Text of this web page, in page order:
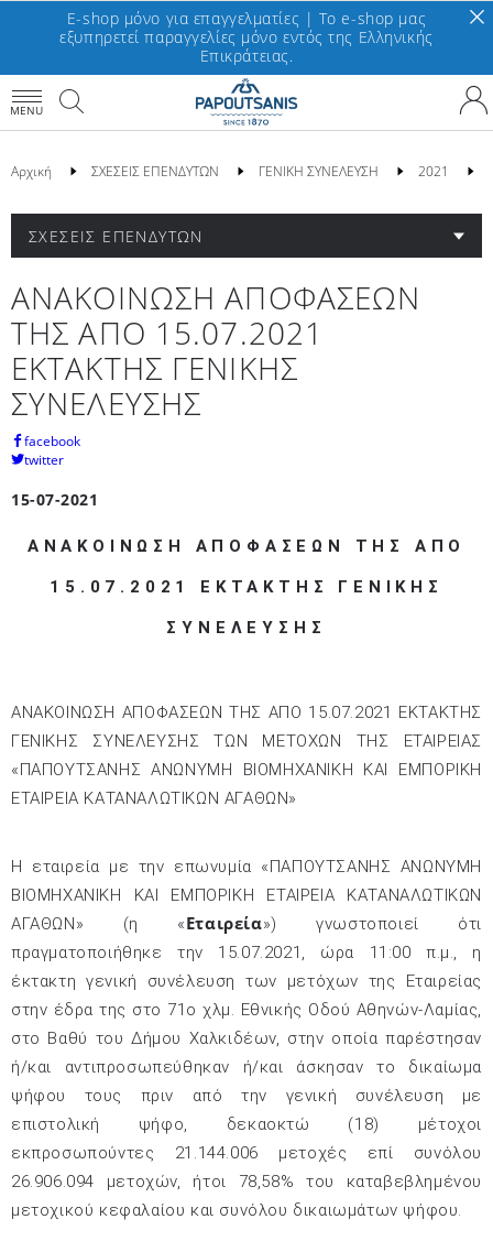
E-shop μόνο για επαγγελματίες | To e-shop μας
εξυπηρετεί παραγγελίες μόνο εντός της Ελληνικής
Επικράτειας.
MENU
Αρχική ΣΧΕΣΕΙΣ ΕΠΕΝΔΥΤΩΝ ΓΕΝΙΚΗ ΣΥΝΕΛΕΥΣΗ 2021
ΣΧΕΣΕΙΣ ΕΠΕΝΔΥΤΩΝ
ΑΝΑΚΟΙΝΩΣΗ ΑΠΟΦΑΣΕΩΝ
ΤΗΣ ΑΠΟ 15.07.2021
ΕΚΤΑΚΤΗΣ ΓΕΝΙΚΗΣ
ΣΥΝΕΛΕΥΣΗΣ
facebook
twitter
15-07-2021
ΑΝΑΚΟΙΝΩΣΗ ΑΠΟΦΑΣΕΩΝ ΤΗΣ ΑΠΟ
15.07.2021 ΕΚΤΑΚΤΗΣ ΓΕΝΙΚΗΣ
ΣΥΝΕΛΕΥΣΗΣ
ΑΝΑΚΟΙΝΩΣΗ ΑΠΟΦΑΣΕΩΝ ΤΗΣ ΑΠΟ 15.07.2021 ΕΚΤΑΚΤΗΣ
ΓΕΝΙΚΗΣ ΣΥΝΕΛΕΥΣΗΣ ΤΩΝ ΜΕΤΟΧΩΝ ΤΗΣ ΕΤΑΙΡΕΙΑΣ
«ΠΑΠΟΥΤΣΑΝΗΣ ΑΝΩΝΥΜΗ ΒΙΟΜΗΧΑΝΙΚΗ ΚΑΙ ΕΜΠΟΡΙΚΗ
ΕΤΑΙΡΕΙΑ ΚΑΤΑΝΑΛΩΤΙΚΩΝ ΑΓΑΘΩΝ»
Η εταιρεία με την επωνυμία «ΠΑΠΟΥΤΣΑΝΗΣ ΑΝΩΝΥΜΗ
ΒΙΟΜΗΧΑΝΙΚΗ ΚΑΙ ΕΜΠΟΡΙΚΗ ΕΤΑΙΡΕΙΑ ΚΑΤΑΝΑΛΩΤΙΚΩΝ
ΑΓΑΘΩΝ» (η «Εταιρεία») γνωστοποιεί ότι
πραγματοποιήθηκε την 15.07.2021, ώρα 11:00 π.μ., η
έκτακτη γενική συνέλευση των μετόχων της Εταιρείας
στην έδρα της στο 71ο χλμ. Εθνικής Οδού Αθηνών-Λαμίας,
στο Βαθύ του Δήμου Χαλκιδέων, στην οποία παρέστησαν
ή/και αντιπροσωπεύθηκαν
ή/και άσκησαν το δικαίωμα
ψήφου τους πριν από την γενική συνέλευση με
επιστολική ψήφο, δεκαοκτώ (18) μέτοχοι
εκπροσωπούντες 21.144.006 μετοχές επί συνόλου
26.906.094 μετοχών, ήτοι 78,58% του καταβεβλημένου
μετοχικού κεφαλαίου και συνόλου δικαιωμάτων ψήφου.